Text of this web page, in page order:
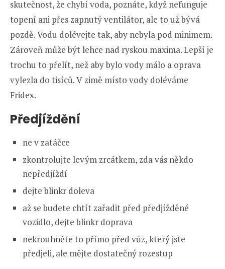
skutečnost, že chybí voda, poznáte, když nefunguje
topení ani přes zapnutý ventilátor, ale to už bývá
pozdě. Vodu dolévejte tak, aby nebyla pod minimem.
Zároveň může být lehce nad ryskou maxima. Lepší je
trochu to přelít, než aby bylo vody málo a oprava
vylezla do tisíců. V zimě místo vody doléváme
Fridex.
Předjíždění
ne v zatáčce
zkontrolujte levým zrcátkem, zda vás někdo
nepředjíždí
dejte blinkr doleva
až se budete chtít zařadit před předjížděné
vozidlo, dejte blinkr doprava
nekrouhněte to přímo před vůz, který jste
předjeli, ale mějte dostatečný rozestup